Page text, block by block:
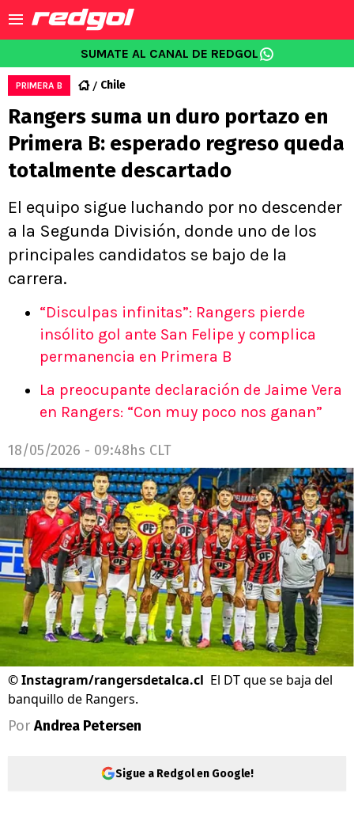
SUMATE AL CANAL DE REDGOL
PRIMERA B Chile
Rangers suma un duro portazo en
Primera B: esperado regreso queda
totalmente descartado
El equipo sigue luchando por no descender
a la Segunda División, donde uno de los
principales candidatos se bajo de la
carrera.
“Disculpas infinitas”: Rangers pierde
insólito gol ante San Felipe y complica
permanencia en Primera B
La preocupante declaración de Jaime Vera
en Rangers: “Con muy poco nos ganan”
18/05/2026 - 09:48hs CLT
©Instagram/rangersdetalca.cl El DT que se baja del
banquillo de Rangers.
Por Andrea Petersen
Sigue a Redgol en Google!